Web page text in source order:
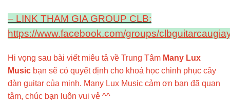
– LINK THAM GIA GROUP CLB:
https://www.facebook.com/groups/
Hi vọng sau bài viết miêu tả về Trung Tâm Many Lux
Music bạn sẽ có quyết định cho khoá học chinh phục cây
đàn guitar của minh. Many Lux Music cảm ơn bạn đã quan
tâm, chúc bạn luôn vui vẻ ^^